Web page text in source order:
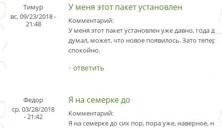
Тимур
вс, 09/23/2018 -
21:48
У меня этот пакет установлен
Комментарий:
У меня этот пакет установлен уже давно, года
думал, может, что новое появилось. Зато
спокойно.
ответить
Федор
ср, 03/28/2018
- 21:42
Я на семерке до
Комментарий:
Я на семерке до сих пор, пора уже, наверное, на